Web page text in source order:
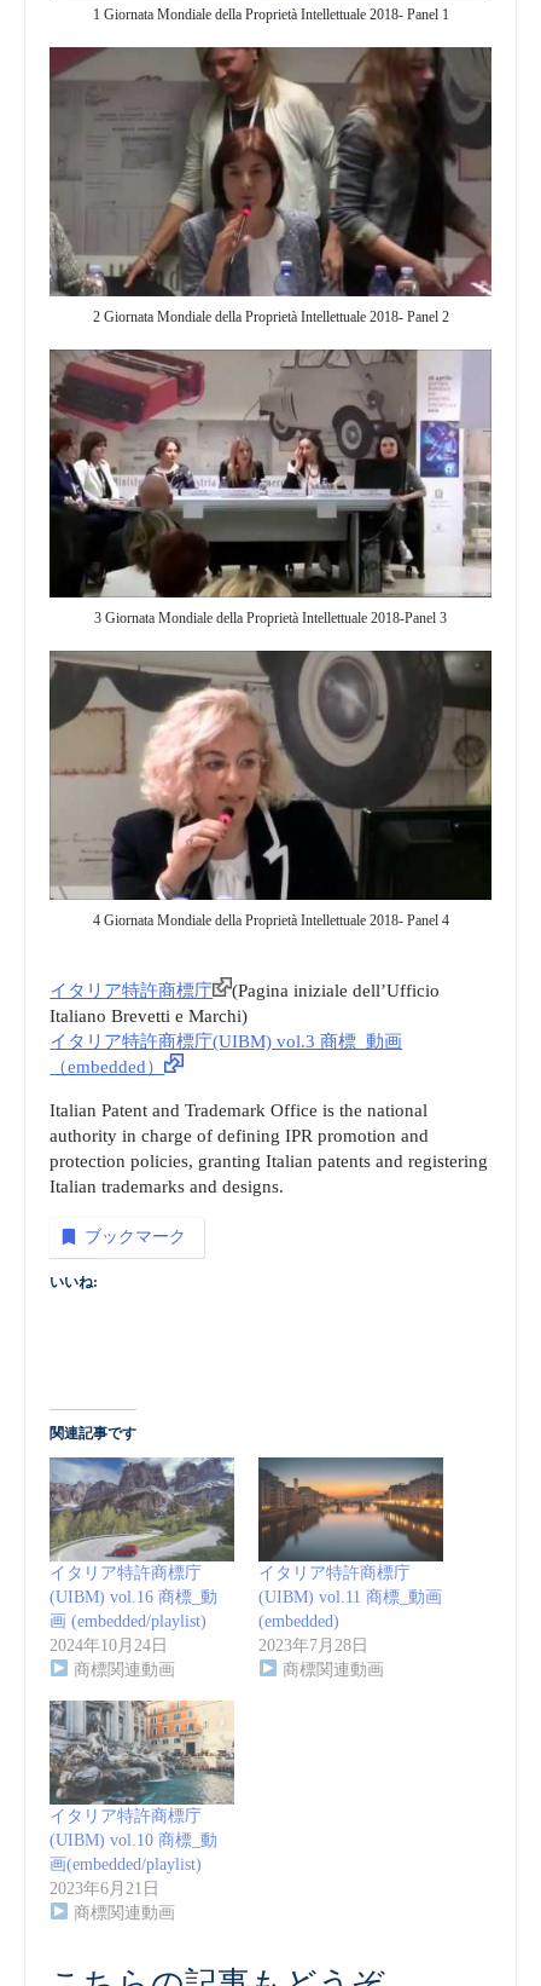
1 Giornata Mondiale della Proprietà Intellettuale 2018- Panel 1
2 Giornata Mondiale della Proprietà Intellettuale 2018- Panel 2
3 Giornata Mondiale della Proprietà Intellettuale 2018-Panel 3
4 Giornata Mondiale della Proprietà Intellettuale 2018- Panel 4
イタリア特許商標庁
(Pagina iniziale dell’Ufficio
Italiano Brevetti e Marchi)
イタリア特許商標庁(UIBM) vol.3 商標_動画
（embedded）
Italian Patent and Trademark Office is the national
authority in charge of defining IPR promotion and
protection policies, granting Italian patents and registering
Italian trademarks and designs.
ブックマーク
いいね:
関連記事です
イタリア特許商標庁
(UIBM) vol.16 商標_動
画 (embedded/playlist)
2024年10月24日
商標関連動画
イタリア特許商標庁
(UIBM) vol.11 商標_動画
(embedded)
2023年7月28日
商標関連動画
イタリア特許商標庁
(UIBM) vol.10 商標_動
画(embedded/playlist)
2023年6月21日
商標関連動画